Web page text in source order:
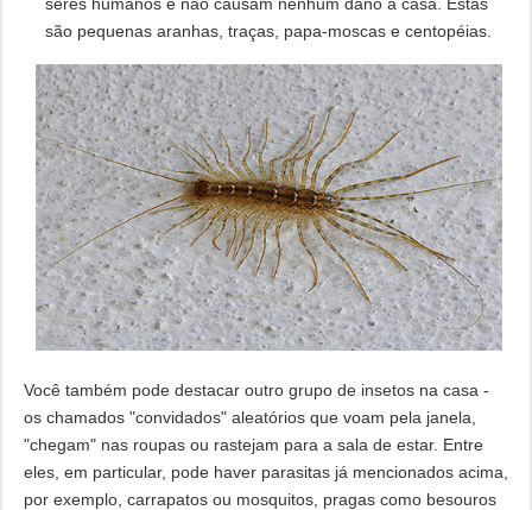
são pequenas aranhas, traças, papa-moscas e centopéias.
Você também pode destacar outro grupo de insetos na casa -
os chamados "convidados" aleatórios que voam pela janela,
"chegam" nas roupas ou rastejam para a sala de estar. Entre
eles, em particular, pode haver parasitas já mencionados acima,
por exemplo, carrapatos ou mosquitos, pragas como besouros